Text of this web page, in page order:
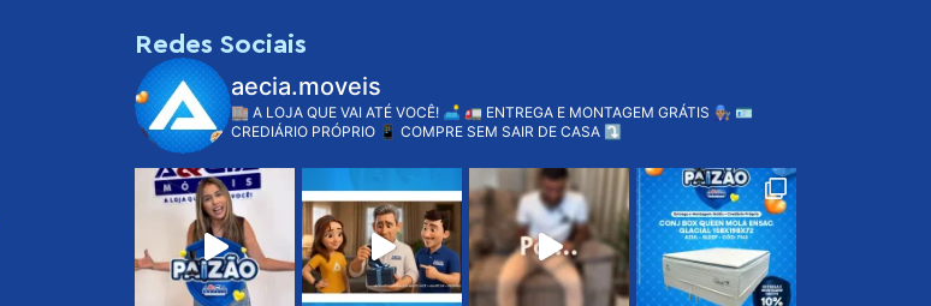
Redes Sociais
aecia.moveis
🏬 A LOJA QUE VAI ATÉ VOCÊ! 🛋️ 🚛 ENTREGA E MONTAGEM GRÁTIS 👨🏽‍🔧 🪪
CREDIÁRIO PRÓPRIO 📱 COMPRE SEM SAIR DE CASA ⤵️